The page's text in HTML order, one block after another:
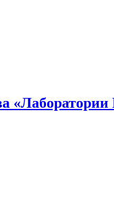
«Лаборатории